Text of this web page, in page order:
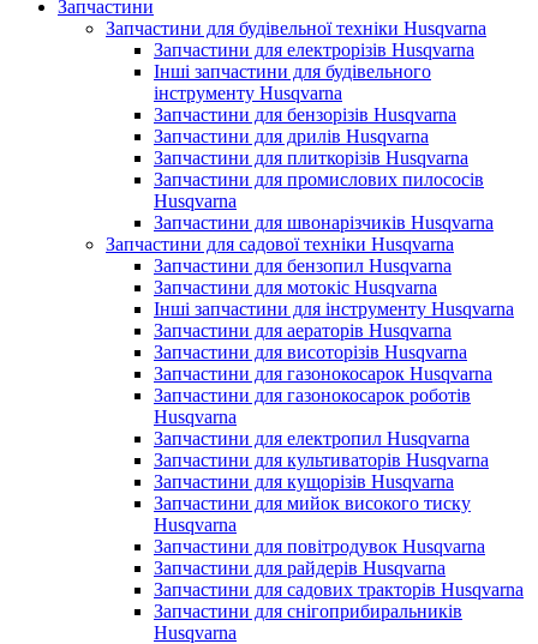
Запчастини
Запчастини для будівельної техніки Husqvarna
Запчастини для електрорізів Husqvarna
Інші запчастини для будівельного
інструменту Husqvarna
Запчастини для бензорізів Husqvarna
Запчастини для дрилів Husqvarna
Запчастини для плиткорізів Husqvarna
Запчастини для промислових пилососів
Husqvarna
Запчастини для швонарізчиків Husqvarna
Запчастини для садової техніки Husqvarna
Запчастини для бензопил Husqvarna
Запчастини для мотокіс Husqvarna
Інші запчастини для інструменту Husqvarna
Запчастини для аераторів Husqvarna
Запчастини для висоторізів Husqvarna
Запчастини для газонокосарок Husqvarna
Запчастини для газонокосарок роботів
Husqvarna
Запчастини для електропил Husqvarna
Запчастини для культиваторів Husqvarna
Запчастини для кущорізів Husqvarna
Запчастини для мийок високого тиску
Husqvarna
Запчастини для повітродувок Husqvarna
Запчастини для райдерів Husqvarna
Запчастини для садових тракторів Husqvarna
Запчастини для снігоприбиральників
Husqvarna